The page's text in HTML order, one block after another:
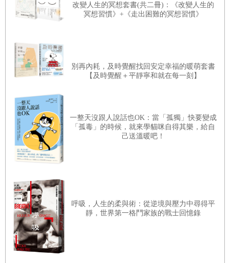
▋第4章
Part 4心理技巧大補帖
◎月暈效應
◎溫莎效應
Skill 4人氣王的心理戰略
情緒一致性處理／感到幸福時，容易記住正面的訊息
社會比較理論／參考排名再做出決策，讓人比較安心
間接暗示話術／叱責第三者，提醒個性膽小的部下注意
人們原本就有開始做一件事以後，自然而然繼續下去的
的事情當然容易順勢答應。
求。事實上，很多企業會運用這個技巧成功爭取到客戶。化
妝品公司免費贈送試用品也是典型的案例。
鎖定那群被「免費」吸引的顧客為對象，以問卷或特價
間，讓他們無法拒絕，進而購買商品。顧客一開始雖然是得
到免費的試用品，最後卻購買了商品。
※請對照圖解：登門檻效應＝讓對方願意繼續聆聽請求的技
巧
改變人生的冥想套書(共二冊)：《改變人生的
冥想習慣》+《走出困難的冥想習慣》
別再內耗，及時覺醒找回安定幸福的暖萌套書
【及時覺醒＋平靜寧和就在每一刻】
一整天沒跟人說話也OK：當「孤獨」快要變成
「孤毒」的時候，就來學貓咪自得其樂，給自
己送溫暖吧！
呼吸，人生的柔與術：從逆境與壓力中尋得平
靜，世界第一格鬥家族的戰士回憶錄